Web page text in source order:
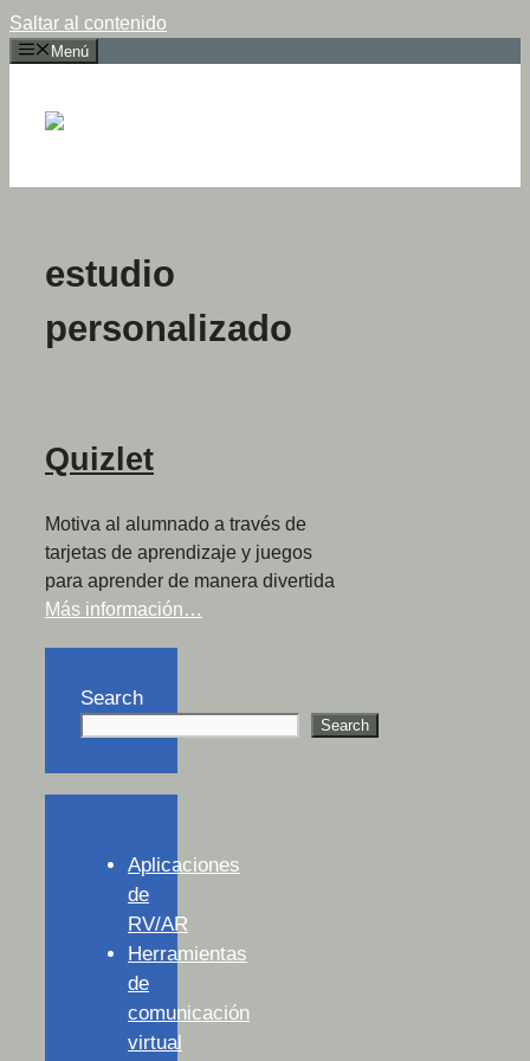
Saltar al contenido
Menú
estudio
personalizado
Quizlet
Motiva al alumnado a través de
tarjetas de aprendizaje y juegos
para aprender de manera divertida
Más información…
Search
Search
Aplicaciones
de
RV/AR
Herramientas
de
comunicación
virtual